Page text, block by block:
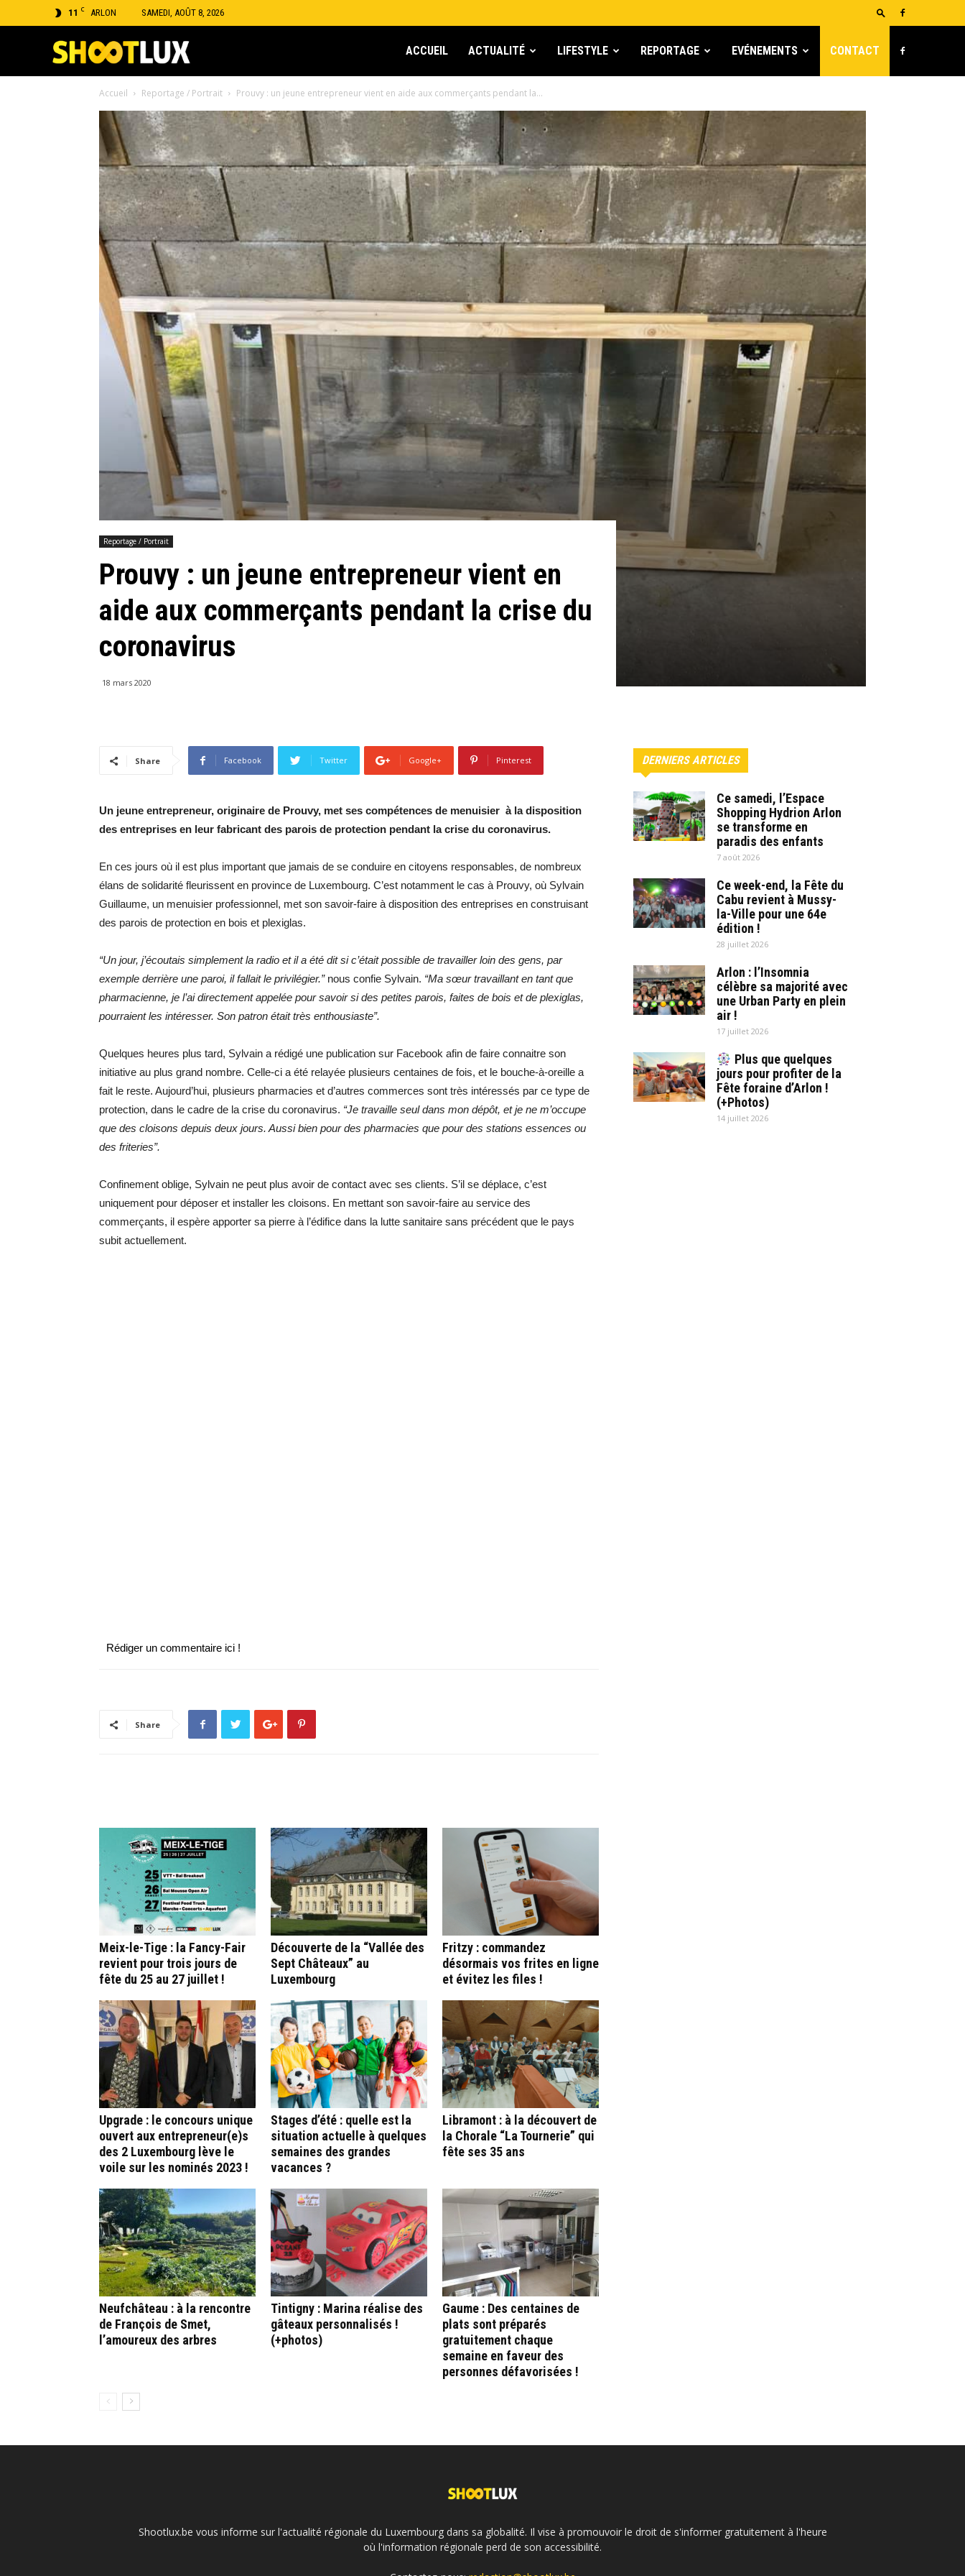
11 C ARLON SAMEDI, AOÛT 8, 2026
ACCUEIL ACTUALITÉ LIFESTYLE REPORTAGE EVÉNEMENTS CONTACT
Accueil Reportage / Portrait Prouvy : un jeune entrepreneur vient en aide aux commerçants pendant la...
Reportage / Portrait
Prouvy : un jeune entrepreneur vient en
aide aux commerçants pendant la crise du
coronavirus
18 mars 2020
Share Facebook Twitter Google+ Pinterest
Un jeune entrepreneur, originaire de Prouvy, met ses compétences de menuisier à la disposition
des entreprises en leur fabricant des parois de protection pendant la crise du coronavirus.
En ces jours où il est plus important que jamais de se conduire en citoyens responsables, de nombreux
élans de solidarité fleurissent en province de Luxembourg. C’est notamment le cas à Prouvy, où Sylvain
Guillaume, un menuisier professionnel, met son savoir-faire à disposition des entreprises en construisant
des parois de protection en bois et plexiglas.
“Un jour, j’écoutais simplement la radio et il a été dit si c’était possible de travailler loin des gens, par
exemple derrière une paroi, il fallait le privilégier.”nous confie Sylvain. “Ma sœur travaillant en tant que
pharmacienne, je l’ai directement appelée pour savoir si des petites parois, faites de bois et de plexiglas,
pourraient les intéresser. Son patron était très enthousiaste”.
Quelques heures plus tard, Sylvain a rédigé une publication sur Facebook afin de faire connaitre son
initiative au plus grand nombre. Celle-ci a été relayée plusieurs centaines de fois, et le bouche-à-oreille a
fait le reste. Aujourd’hui, plusieurs pharmacies et d’autres commerces sont très intéressés par ce type de
protection, dans le cadre de la crise du coronavirus. “Je travaille seul dans mon dépôt, et je ne m’occupe
que des cloisons depuis deux jours. Aussi bien pour des pharmacies que pour des stations essences ou
des friteries”.
Confinement oblige, Sylvain ne peut plus avoir de contact avec ses clients. S’il se déplace, c’est
uniquement pour déposer et installer les cloisons. En mettant son savoir-faire au service des
commerçants, il espère apporter sa pierre à l’édifice dans la lutte sanitaire sans précédent que le pays
subit actuellement.
Rédiger un commentaire ici !
Share
Meix-le-Tige : la Fancy-Fair
revient pour trois jours de
fête du 25 au 27 juillet !
Découverte de la “Vallée des
Sept Châteaux” au
Luxembourg
Fritzy : commandez
désormais vos frites en ligne
et évitez les files !
Upgrade : le concours unique
ouvert aux entrepreneur(e)s
des 2 Luxembourg lève le
voile sur les nominés 2023 !
Stages d’été : quelle est la
situation actuelle à quelques
semaines des grandes
vacances ?
Libramont : à la découvert de
la Chorale “La Tournerie” qui
fête ses 35 ans
Neufchâteau : à la rencontre
de François de Smet,
l’amoureux des arbres
Tintigny : Marina réalise des
gâteaux personnalisés !
(+photos)
Gaume : Des centaines de
plats sont préparés
gratuitement chaque
semaine en faveur des
personnes défavorisées !
DERNIERS ARTICLES
Ce samedi, l’Espace
Shopping Hydrion Arlon
se transforme en
paradis des enfants
7 août 2026
Ce week-end, la Fête du
Cabu revient à Mussy-
la-Ville pour une 64e
édition !
28 juillet 2026
Arlon : l’Insomnia
célèbre sa majorité avec
une Urban Party en plein
air !
17 juillet 2026
Plus que quelques
jours pour profiter de la
Fête foraine d’Arlon !
(+Photos)
14 juillet 2026
Shootlux.be vous informe sur l'actualité régionale du Luxembourg dans sa globalité. Il vise à promouvoir le droit de s'informer gratuitement à l'heure
où l'information régionale perd de son accessibilité.